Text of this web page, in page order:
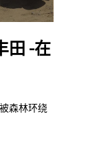
田 -在
森林环绕